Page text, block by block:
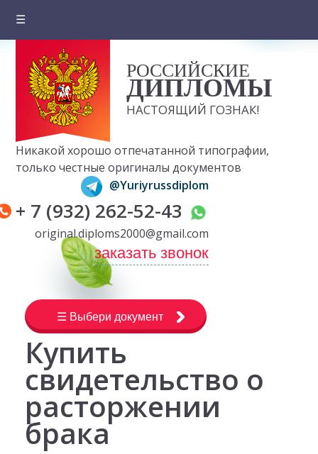
☰
О компании
Цены на документы
Вопросы и ответы
Отзывы клиентов
Оплата и доставка
Контакты
РОССИЙСКИЕ
ДИПЛОМЫ
НАСТОЯЩИЙ ГОЗНАК!
Никакой хорошо отпечатанной типографии,
только честные оригиналы документов
@Yuriyrussdiplom
+ 7 (932) 262-52-43
original.diploms2000@gmail.com
заказать звонок
☰ Выбери документ
Купить
свидетельство о
расторжении
брака